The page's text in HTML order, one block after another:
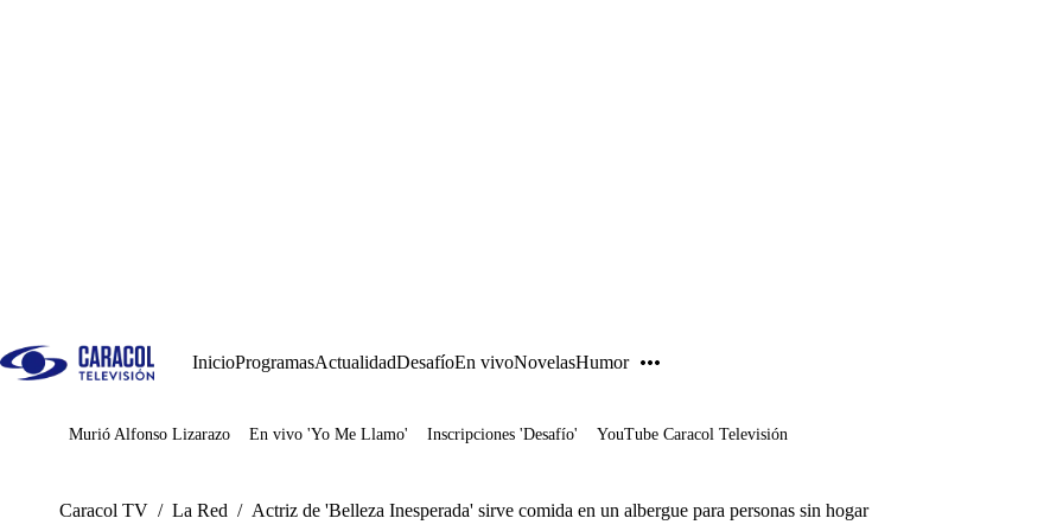
InicioProgramasActualidadDesafíoEn vivoNovelasHumor
Juegos
Murió Alfonso Lizarazo En vivo 'Yo Me Llamo' Inscripciones 'Desafío' YouTube Caracol Televisión
Caracol TV / La Red / Actriz de 'Belleza Inesperada' sirve comida en un albergue para personas sin hogar